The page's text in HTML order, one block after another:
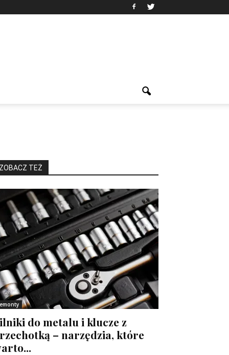
ZOBACZ TEŻ
do metalu i klucze z
– narzędzia, które